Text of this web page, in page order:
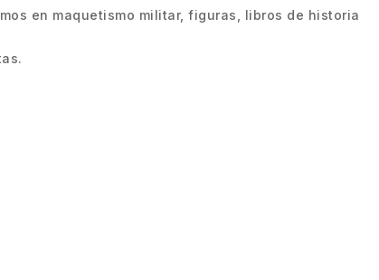
en maquetismo militar, figuras, libros de historia